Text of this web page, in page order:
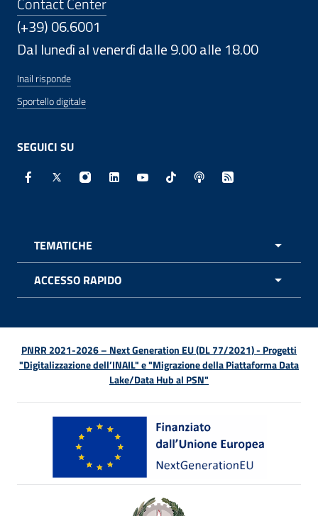
(+39) 06.6001
Dal lunedì al venerdì dalle 9.00 alle 18.00
Inail risponde
Sportello digitale
SEGUICI SU
Facebook - Sito esterno - Apertura in nuova finestra
X - Sito esterno - Apertura in nuova finestra
Instagram - Sito esterno - Apertura in
Linkedin - Sito esterno - Apertura in
Youtube - Sito esterno -
TikTok - Sito esterno -
Spreaker - Sito
Feed RSS -
TEMATICHE
ACCESSO RAPIDO
PNRR 2021-2026 – Next Generation EU (DL 77/2021) - Progetti
"Digitalizzazione dell’INAIL" e "Migrazione della Piattaforma Data
Lake/Data Hub al PSN"